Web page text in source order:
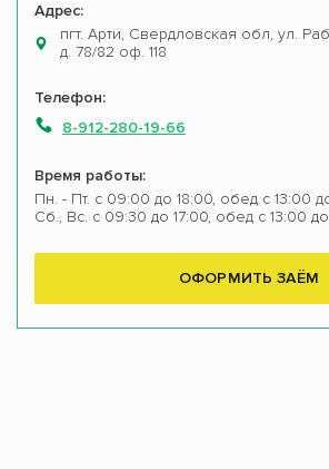
Адрес:
пгт. Арти, Свердловская обл, ул.
д. 78/82 оф. 118
Телефон:
8-912-280-19-66
Время работы:
Пн. - Пт. с 09:00 до 18:00, обед с 13:00
Сб., Вс. с 09:30 до 17:00, обед с 13:00
ОФОРМИТЬ ЗАЁМ